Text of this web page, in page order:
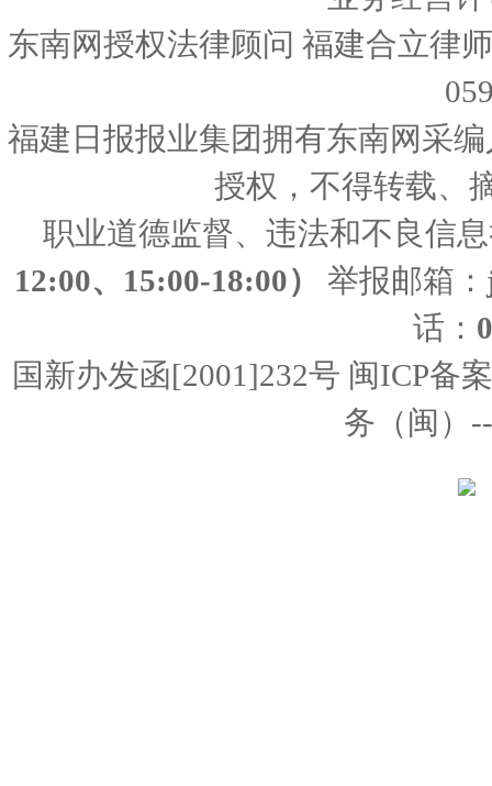
东南网授权法律顾问 福建合立律
福建日报报业集团拥有东南网采
授权，不得转载、
职业道德监督、违法和不良信
12:00、15:00-18:00）
举报邮箱：
话：
国新办发函[2001]232号 闽ICP备
务（闽）